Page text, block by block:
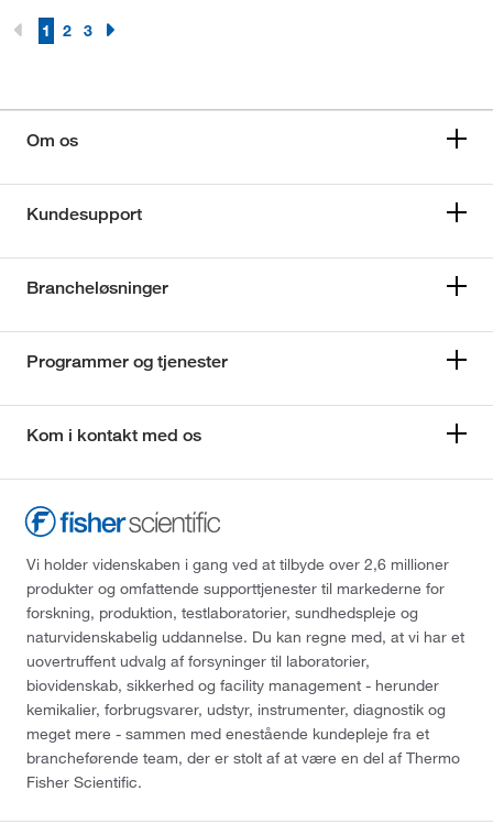
1 2 3
Om os
Kundesupport
Brancheløsninger
Programmer og tjenester
Kom i kontakt med os
Vi holder videnskaben i gang ved at tilbyde over 2,6 millioner
produkter og omfattende supporttjenester til markederne for
forskning, produktion, testlaboratorier, sundhedspleje og
naturvidenskabelig uddannelse. Du kan regne med, at vi har et
uovertruffent udvalg af forsyninger til laboratorier,
biovidenskab, sikkerhed og facility management - herunder
kemikalier, forbrugsvarer, udstyr, instrumenter, diagnostik og
meget mere - sammen med enestående kundepleje fra et
brancheførende team, der er stolt af at være en del af Thermo
Fisher Scientific.